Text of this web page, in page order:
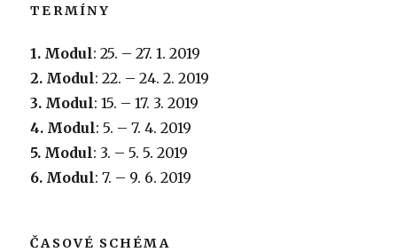
TERMÍNY
1. Modul: 25. – 27. 1. 2019
2. Modul: 22. – 24. 2. 2019
3. Modul: 15. – 17. 3. 2019
4. Modul: 5. – 7. 4. 2019
5. Modul: 3. – 5. 5. 2019
6. Modul: 7. – 9. 6. 2019
ČASOVÉ SCHÉMA